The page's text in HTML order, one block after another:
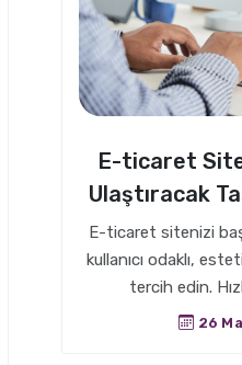
E-ticaret
Ulaştıracak
E-ticaret sitenizi
kullanıcı odaklı,
tercih edin.
26